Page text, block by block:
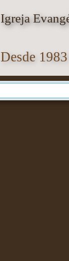
Igreja
Desde